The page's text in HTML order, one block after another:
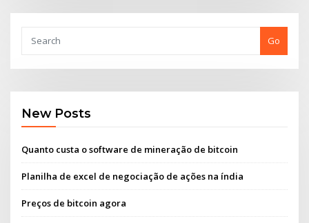
Go
New Posts
Quanto custa o software de mineração de bitcoin
Planilha de excel de negociação de ações na índia
Preços de bitcoin agora